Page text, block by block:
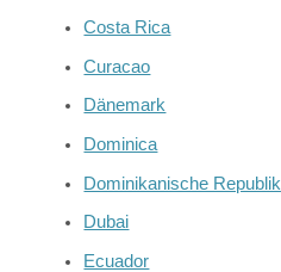
Costa Rica
Curacao
Dänemark
Dominica
Dominikanische Republik
Dubai
Ecuador